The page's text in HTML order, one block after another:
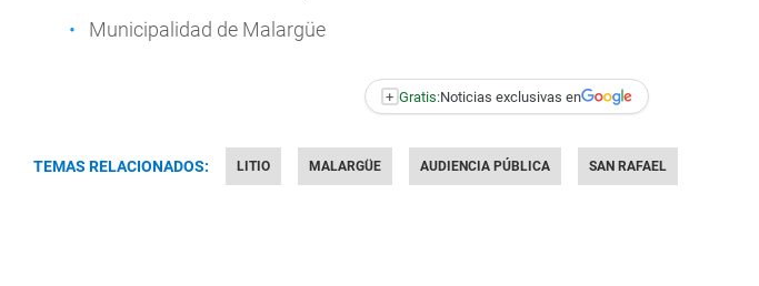
Municipalidad de Malargüe
+ Gratis:Noticias exclusivas en
TEMAS RELACIONADOS: LITIO MALARGÜE AUDIENCIA PÚBLICA SAN RAFAEL